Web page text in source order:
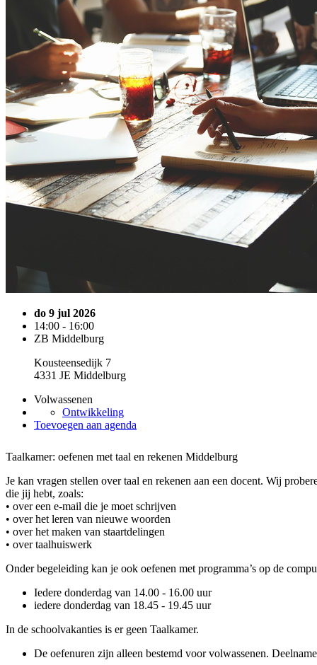
do 9 jul 2026
14:00 - 16:00
ZB Middelburg
Kousteensedijk 7
4331 JE Middelburg
Volwassenen
Ontwikkeling
Toevoegen aan agenda
Taalkamer: oefenen met taal en rekenen Middelburg
Je kan vragen stellen over taal en rekenen aan een docent. Wij
die jij hebt, zoals:
• over een e-mail die je moet schrijven
• over het leren van nieuwe woorden
• over het maken van staartdelingen
• over taalhuiswerk
Onder begeleiding kan je ook oefenen met programma’s op de
Iedere donderdag van 14.00 - 16.00 uur
iedere donderdag van 18.45 - 19.45 uur
In de schoolvakanties is er geen Taalkamer.
De oefenuren zijn alleen bestemd voor volwassenen.